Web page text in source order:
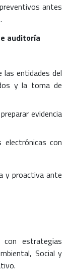
antes
auditoría
las entidades del
y la toma de
evidencia
con
y proactiva ante
estrategias
Social y